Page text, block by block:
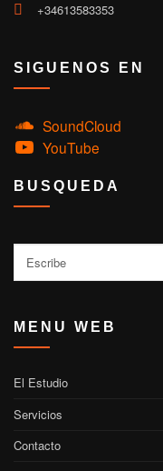
+34613583353
SIGUENOS EN
SoundCloud
YouTube
BUSQUEDA
MENU WEB
El Estudio
Servicios
Contacto